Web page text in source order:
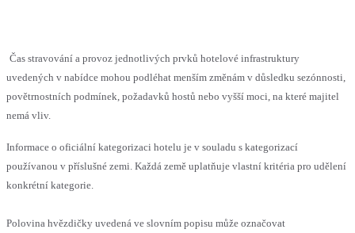
Čas stravování a provoz jednotlivých prvků hotelové infrastruktury
uvedených v nabídce mohou podléhat menším změnám v důsledku sezónnosti,
povětrnostních podmínek, požadavků hostů nebo vyšší moci, na které majitel
nemá vliv.
Informace o oficiální kategorizaci hotelu je v souladu s kategorizací
používanou v příslušné zemi. Každá země uplatňuje vlastní kritéria pro udělení
konkrétní kategorie.
Polovina hvězdičky uvedená ve slovním popisu může označovat